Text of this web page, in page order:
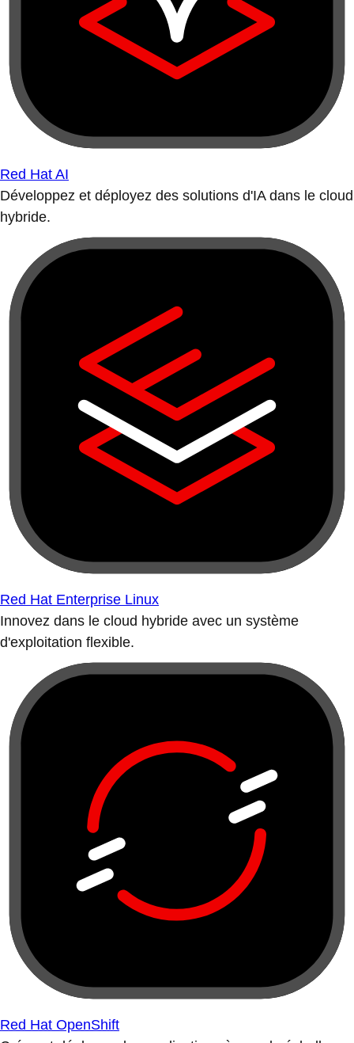
Red Hat AI
Développez et déployez des solutions d'IA dans le cloud
hybride.
Red Hat Enterprise Linux
Innovez dans le cloud hybride avec un système
d'exploitation flexible.
Red Hat OpenShift